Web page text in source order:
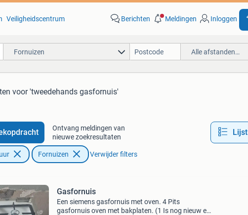
Veiligheidscentrum Berichten Meldingen Inloggen
Fornuizen Alle afstanden…
voor 'tweedehands gasfornuis'
Ontvang meldingen van
nieuwe zoekresultaten
Lijst
Fornuizen Verwijder filters
Gasfornuis
Een siemens gasfornuis met oven. 4 Pits
gasfornuis oven met bakplaten. (1 Is nog nieuw en